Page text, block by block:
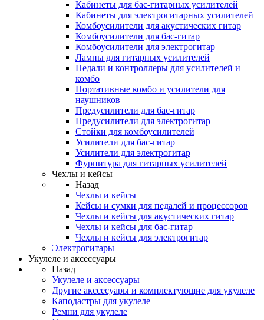
Кабинеты для бас-гитарных усилителей
Кабинеты для электрогитарных усилителей
Комбоусилители для акустических гитар
Комбоусилители для бас-гитар
Комбоусилители для электрогитар
Лампы для гитарных усилителей
Педали и контроллеры для усилителей и
комбо
Портативные комбо и усилители для
наушников
Предусилители для бас-гитар
Предусилители для электрогитар
Стойки для комбоусилителей
Усилители для бас-гитар
Усилители для электрогитар
Фурнитура для гитарных усилителей
Чехлы и кейсы
Назад
Чехлы и кейсы
Кейсы и сумки для педалей и процессоров
Чехлы и кейсы для акустических гитар
Чехлы и кейсы для бас-гитар
Чехлы и кейсы для электрогитар
Электрогитары
Укулеле и аксессуары
Назад
Укулеле и аксессуары
Другие акссесуары и комплектующие для укулеле
Каподастры для укулеле
Ремни для укулеле